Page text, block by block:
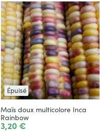
Épuisé
Maïs doux multicolore Inca
Rainbow
3,20 €